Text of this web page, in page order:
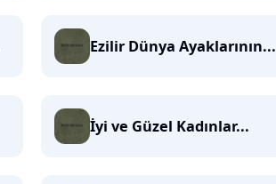
Ezilir Dünya Ayaklarının...
İyi ve Güzel Kadınlar...